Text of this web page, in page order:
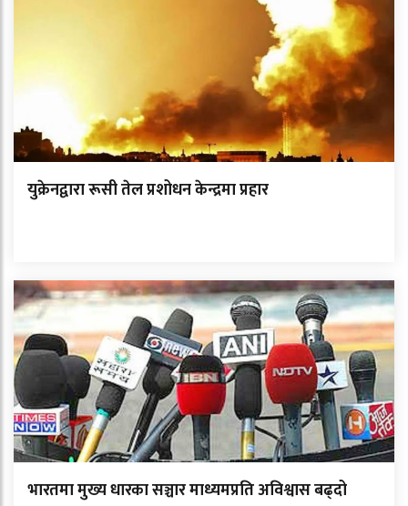
युक्रेनद्वारा रूसी तेल प्रशोधन केन्द्रमा प्रहार
भारतमा मुख्य धारका सञ्चार माध्यमप्रति अविश्वास बढ्दो